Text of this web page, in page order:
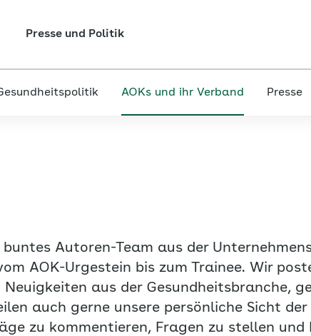
Presse und Politik
AOKs und ihr Verband Presse
Autoren-Team aus der
AOK-Urgestein bis zum Trainee. Wir
Neuigkeiten aus der Gesundheitsbranche,
auch gerne unsere persönliche Sicht der
zu kommentieren, Fragen zu stellen und